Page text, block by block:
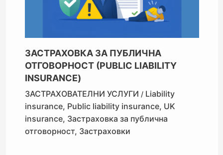
ЗАСТРАХОВКА ЗА ПУБЛИЧНА
ОТГОВОРНОСТ (PUBLIC LIABILITY
INSURANCE)
ЗАСТРАХОВАТЕЛНИ УСЛУГИ / Liability
insurance, Public liability insurance, UK
insurance, Застраховка за публична
отговорност, Застраховки